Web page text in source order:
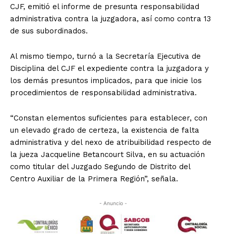
CJF, emitió el informe de presunta responsabilidad
administrativa contra la juzgadora, así como contra 13
de sus subordinados.
Al mismo tiempo, turnó a la Secretaría Ejecutiva de
Disciplina del CJF el expediente contra la juzgadora y
los demás presuntos implicados, para que inicie los
procedimientos de responsabilidad administrativa.
“Constan elementos suficientes para establecer, con
un elevado grado de certeza, la existencia de falta
administrativa y del nexo de atribuibilidad respecto de
la jueza Jacqueline Betancourt Silva, en su actuación
como titular del Juzgado Segundo de Distrito del
Centro Auxiliar de la Primera Región”, señala.
- Anuncio -